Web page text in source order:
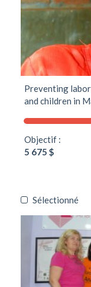
Preventing
and children in
Objectif :
5 675 $
Sélectionné